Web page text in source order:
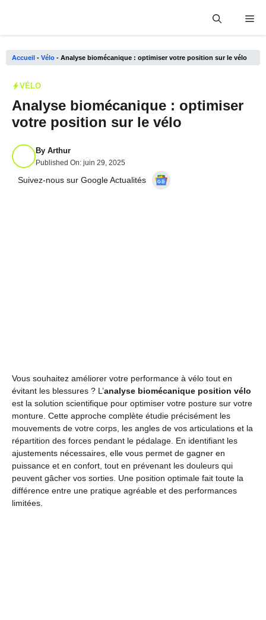
Accueil - Vélo - Analyse biomécanique : optimiser votre position sur le vélo
VÉLO
Analyse biomécanique : optimiser
votre position sur le vélo
By Arthur
Published On: juin 29, 2025
Suivez-nous sur Google Actualités
Vous souhaitez améliorer votre performance à vélo tout en
évitant les blessures ? L’analyse biomécanique position vélo
est la solution scientifique pour optimiser votre posture sur votre
monture. Cette approche complète étudie précisément les
mouvements de votre corps, les angles de vos articulations et la
répartition des forces pendant le pédalage. En identifiant les
ajustements nécessaires, elle vous permet de gagner en
puissance et en confort, tout en prévenant les douleurs qui
peuvent gâcher vos sorties. Une position optimale fait toute la
différence entre une pratique agréable et des performances
limitées.